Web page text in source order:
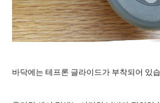
바닥에는 테프론 글라이드가 부착되어 있